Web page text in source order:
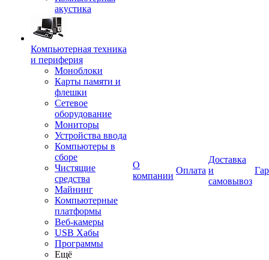
акустика
Компьютерная техника
и периферия
Моноблоки
Карты памяти и
флешки
Сетевое
оборудование
Мониторы
Устройства ввода
Компьютеры в
сборе
Чистящие
средства
Майнинг
Компьютерные
платформы
Веб-камеры
USB Хабы
Программы
Ещё
О
компании
Оплата
Доставка
и
самовывоз